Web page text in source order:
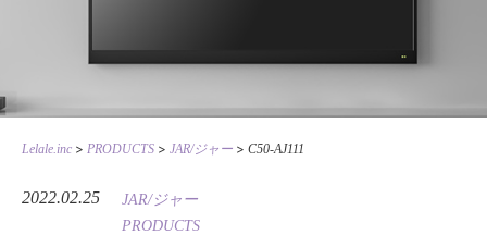
Lelale.inc > PRODUCTS > JAR/ジャー > C50-AJ111
2022.02.25
JAR/ジャー
PRODUCTS